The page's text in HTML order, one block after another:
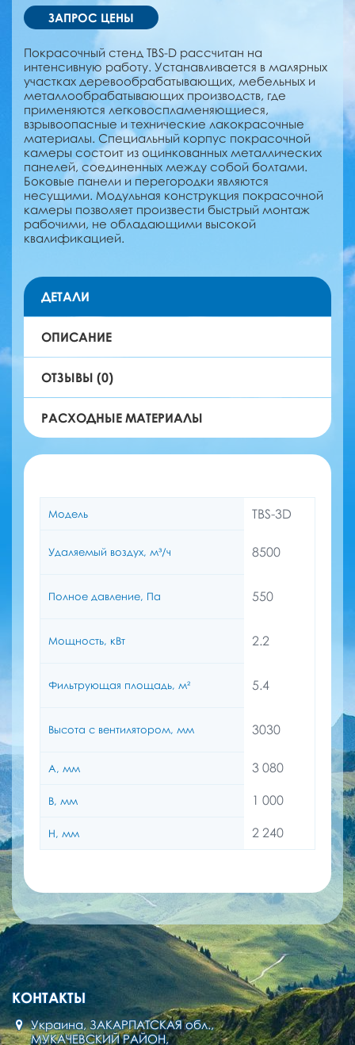
ЗАПРОС ЦЕНЫ
Покрасочный стенд TBS-D рассчитан на
интенсивную работу. Устанавливается в малярных
участках деревообрабатывающих, мебельных и
металлообрабатывающих производств, где
применяются легковоспламеняющиеся,
взрывоопасные и технические лакокрасочные
материалы. Специальный корпус покрасочной
камеры состоит из оцинкованных металлических
панелей, соединенных между собой болтами.
Боковые панели и перегородки являются
несущими. Модульная конструкция покрасочной
камеры позволяет произвести быстрый монтаж
рабочими, не обладающими высокой
квалификацией.
ДЕТАЛИ
ОПИСАНИЕ
ОТЗЫВЫ (0)
РАСХОДНЫЕ МАТЕРИАЛЫ
Модель TBS-3D
Удаляемый воздух, м³/ч 8500
Полное давление, Па 550
Мощность, кВт 2.2
Фильтрующая площадь, м² 5.4
Высота с вентилятором, мм 3030
A, мм 3 080
B, мм 1 000
H, мм 2 240
КОНТАКТЫ
Украина, ЗАКАРПАТСКАЯ обл.,
МУКАЧЕВСКИЙ РАЙОН,